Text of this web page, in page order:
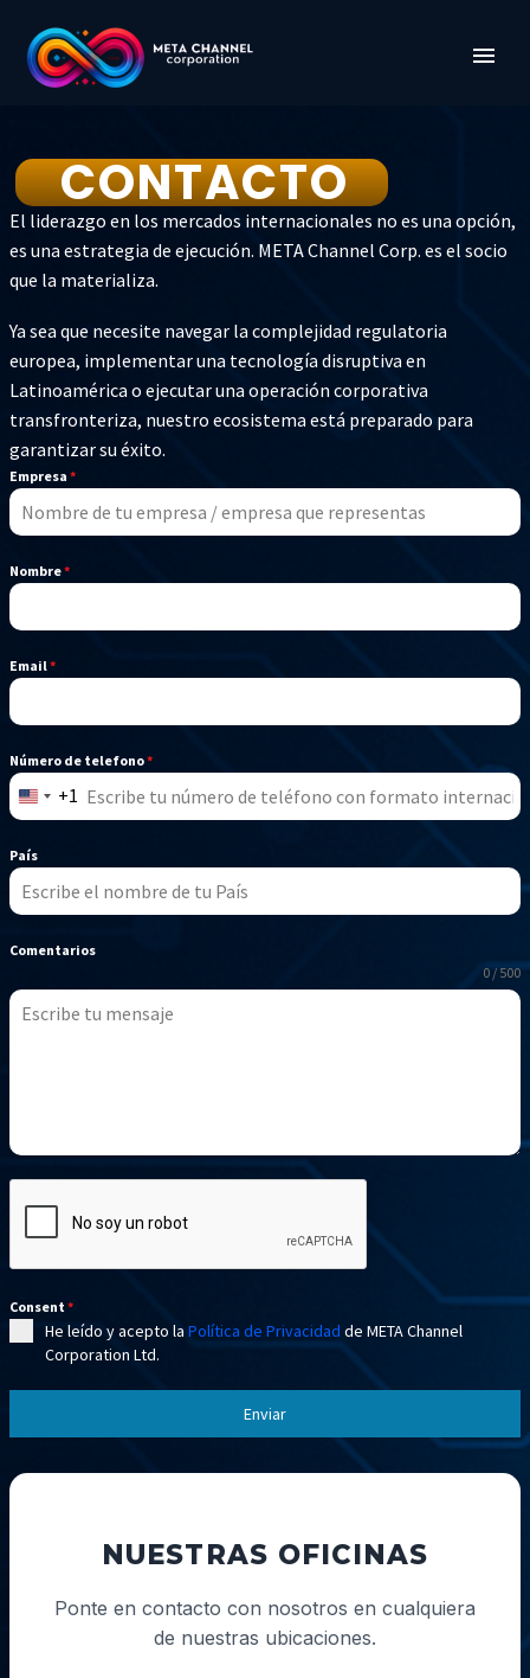
CONTACTO
El liderazgo en los mercados internacionales no es una opción,
es una estrategia de ejecución. META Channel Corp. es el socio
que la materializa.
Ya sea que necesite navegar la complejidad regulatoria
europea, implementar una tecnología disruptiva en
Latinoamérica o ejecutar una operación corporativa
transfronteriza, nuestro ecosistema está preparado para
garantizar su éxito.
Empresa *
Nombre*
Email*
Número de telefono*
United
+1
+1
País
Comentarios
0 / 500
Consent *
He leído y acepto la Política de Privacidad de META Channel
Corporation Ltd.
Enviar
NUESTRAS OFICINAS
Ponte en contacto con nosotros en cualquiera
de nuestras ubicaciones.